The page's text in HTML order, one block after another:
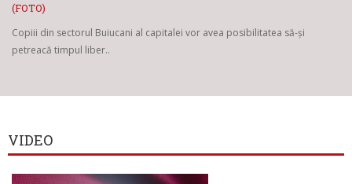
(FOTO)
Copiii din sectorul Buiucani al capitalei vor avea posibilitatea să-și
petreacă timpul liber..
VIDEO